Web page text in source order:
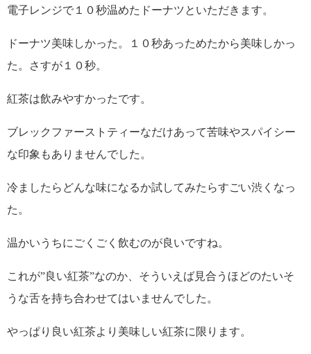
電子レンジで１０秒温めたドーナツといただきます。
ドーナツ美味しかった。１０秒あっためたから美味しかっ
た。さすが１０秒。
紅茶は飲みやすかったです。
ブレックファーストティーなだけあって苦味やスパイシー
な印象もありませんでした。
冷ましたらどんな味になるか試してみたらすごい渋くなっ
た。
温かいうちにごくごく飲むのが良いですね。
これが”良い紅茶”なのか、そういえば見合うほどのたいそ
うな舌を持ち合わせてはいませんでした。
やっぱり良い紅茶より美味しい紅茶に限ります。